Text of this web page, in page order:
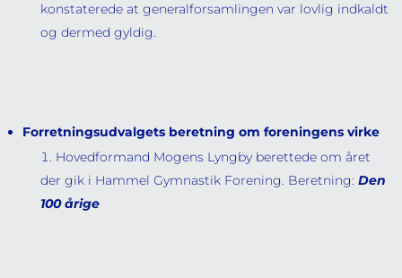
konstaterede at generalforsamlingen var lovlig indkaldt
og dermed gyldig.
Forretningsudvalgets beretning om foreningens virke
Hovedformand Mogens Lyngby berettede om året
der gik i Hammel Gymnastik Forening. Beretning:Den
100 årige